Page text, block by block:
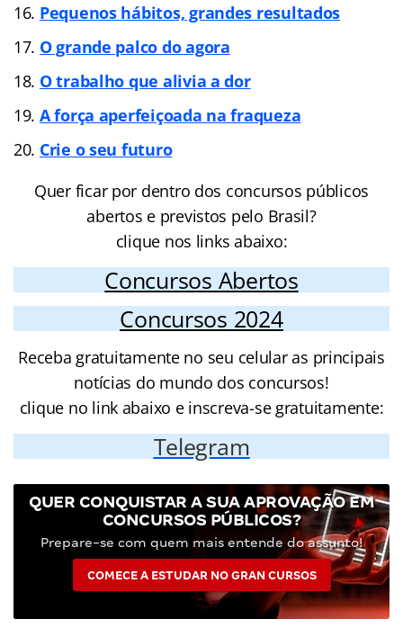
Pequenos hábitos, grandes resultados
O grande palco do agora
O trabalho que alivia a dor
A força aperfeiçoada na fraqueza
Crie o seu futuro
Quer ficar por dentro dos concursos públicos
abertos e previstos pelo Brasil?
clique nos links abaixo:
Concursos Abertos
Concursos 2024
Receba gratuitamente no seu celular as principais
notícias do mundo dos concursos!
clique no link abaixo e inscreva-se gratuitamente:
Telegram
QUER CONQUISTAR A SUA APROVAÇÃO EM
CONCURSOS PÚBLICOS?
Prepare-se com quem mais entende do assunto!
COMECE A ESTUDAR NO GRAN CURSOS